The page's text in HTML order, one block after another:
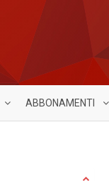
ABBONAMENTI